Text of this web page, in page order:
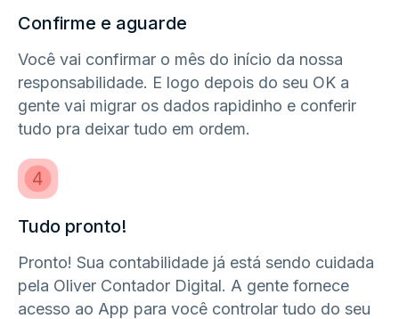
Confirme e aguarde
Você vai confirmar o mês do início da nossa
responsabilidade. E logo depois do seu OK a
gente vai migrar os dados rapidinho e conferir
tudo pra deixar tudo em ordem.
Tudo pronto!
Pronto! Sua contabilidade já está sendo cuidada
pela Oliver Contador Digital. A gente fornece
acesso ao App para você controlar tudo do seu